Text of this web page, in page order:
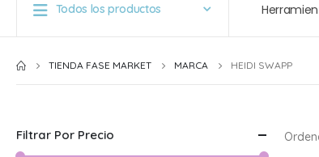
Todos los productos
TIENDA FASE MARKET MARCA HEIDI SWAPP
Filtrar Por Precio